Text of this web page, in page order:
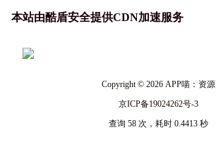
本站由酷盾安全提供CDN加速服务
Copyright © 2026APP喵：资源
京ICP备19024262号-3
查询 58 次，耗时 0.4413 秒